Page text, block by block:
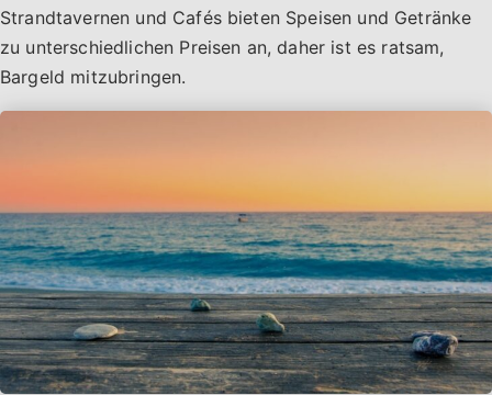
Strandtavernen und Cafés bieten Speisen und Getränke
zu unterschiedlichen Preisen an, daher ist es ratsam,
Bargeld mitzubringen.